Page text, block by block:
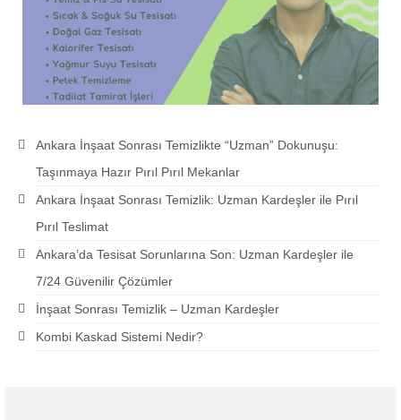
Ankara İnşaat Sonrası Temizlikte “Uzman” Dokunuşu:
Taşınmaya Hazır Pırıl Pırıl Mekanlar
Ankara İnşaat Sonrası Temizlik: Uzman Kardeşler ile Pırıl
Pırıl Teslimat
Ankara’da Tesisat Sorunlarına Son: Uzman Kardeşler ile
7/24 Güvenilir Çözümler
İnşaat Sonrası Temizlik – Uzman Kardeşler
Kombi Kaskad Sistemi Nedir?